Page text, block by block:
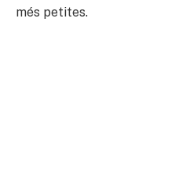
més petites.